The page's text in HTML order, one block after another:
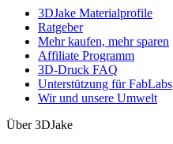
3DJake Materialprofile
Ratgeber
Mehr kaufen, mehr sparen
Affiliate Programm
3D-Druck FAQ
Unterstützung für FabLabs
Wir und unsere Umwelt
Über 3DJake